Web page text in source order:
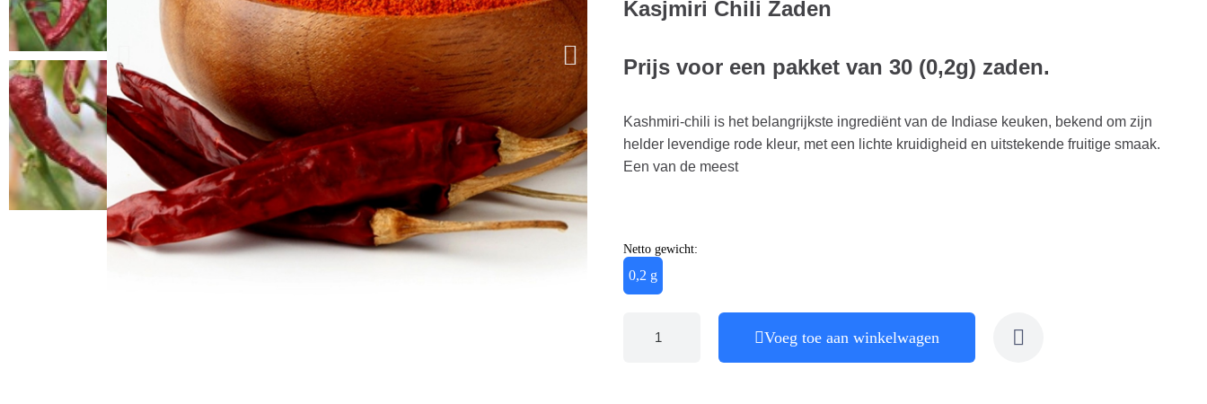
Kasjmiri Chili Zaden
Prijs voor een pakket van 30 (0,2g) zaden.
Kashmiri-chili is het belangrijkste ingrediënt van de Indiase keuken, bekend om zijn
helder levendige rode kleur, met een lichte kruidigheid en uitstekende fruitige smaak.
Een van de meest
Netto gewicht:
0,2 g
Voeg toe aan winkelwagen